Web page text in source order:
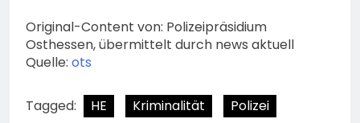
Original-Content von: Polizeipräsidium
Osthessen, übermittelt durch news aktuell
Quelle: ots
Tagged: HE Kriminalität Polizei